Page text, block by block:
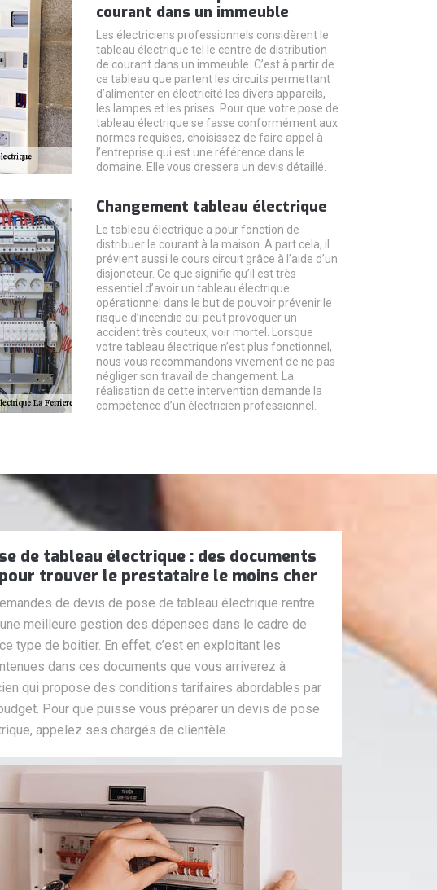
courant dans un immeuble
Les électriciens professionnels considèrent le
tableau électrique tel le centre de distribution
de courant dans un immeuble. C’est à partir de
ce tableau que partent les circuits permettant
d’alimenter en électricité les divers appareils,
les lampes et les prises. Pour que votre pose de
tableau électrique se fasse conformément aux
normes requises, choisissez de faire appel à
l’entreprise qui est une référence dans le
domaine. Elle vous dressera un devis détaillé.
Changement tableau électrique
Le tableau électrique a pour fonction de
distribuer le courant à la maison. A part cela, il
prévient aussi le cours circuit grâce à l’aide d’un
disjoncteur. Ce que signifie qu’il est très
essentiel d’avoir un tableau électrique
opérationnel dans le but de pouvoir prévenir le
risque d’incendie qui peut provoquer un
accident très couteux, voir mortel. Lorsque
votre tableau électrique n’est plus fonctionnel,
nous vous recommandons vivement de ne pas
négliger son travail de changement. La
réalisation de cette intervention demande la
compétence d’un électricien professionnel.
de tableau électrique : des documents
trouver le prestataire le moins cher
de devis de pose de tableau électrique rentre
meilleure gestion des dépenses dans le cadre de
type de boitier. En effet, c’est en exploitant les
dans ces documents que vous arriverez à
qui propose des conditions tarifaires abordables par
Pour que puisse vous préparer un devis de pose
appelez ses chargés de clientèle.